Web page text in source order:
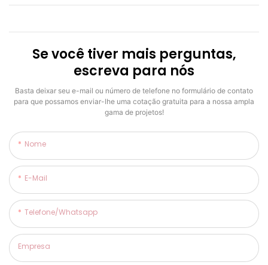
Se você tiver mais perguntas,
escreva para nós
Basta deixar seu e-mail ou número de telefone no formulário de contato
para que possamos enviar-lhe uma cotação gratuita para a nossa ampla
gama de projetos!
Nome
E-Mail
Telefone/whatsapp
Empresa